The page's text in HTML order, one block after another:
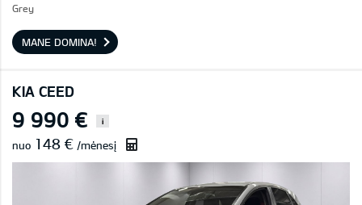
Grey
MANE DOMINA!
KIA CEED
9 990 € i
nuo 148 € /mėnesį